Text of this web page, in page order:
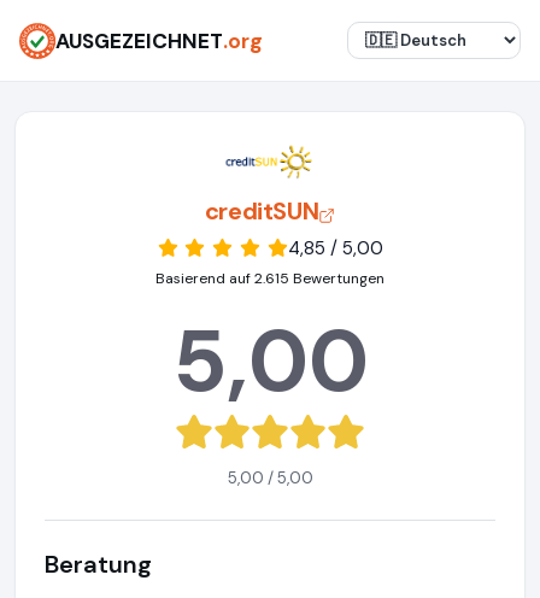
AUSGEZEICHNET.org
creditSUN
4,85 / 5,00
Basierend auf 2.615 Bewertungen
5,00
5,00 / 5,00
Beratung